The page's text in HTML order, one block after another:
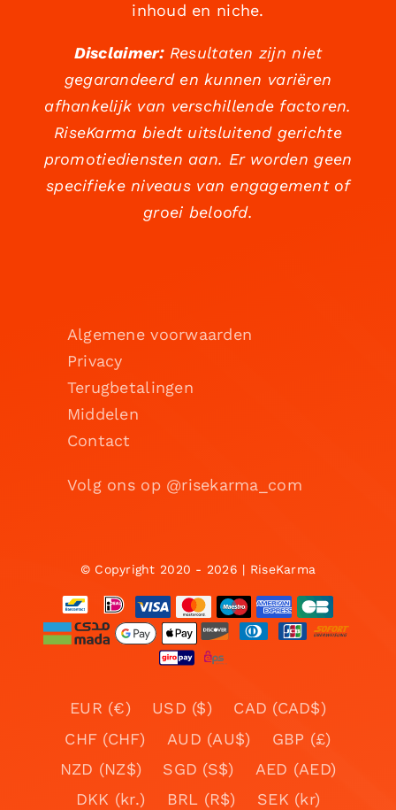
inhoud en niche.
Disclaimer:Resultaten zijn niet
gegarandeerd en kunnen variëren
afhankelijk van verschillende factoren.
RiseKarma biedt uitsluitend gerichte
promotiediensten aan. Er worden geen
specifieke niveaus van engagement of
groei beloofd.
Algemene voorwaarden
Privacy
Terugbetalingen
Middelen
Contact
Volg ons op @risekarma_com
© Copyright 2020 - 2026 | RiseKarma
EUR (€) USD ($)
CAD (CAD$)
CHF (CHF)
AUD (AU$)
GBP (£)
NZD (NZ$)
SGD (S$)
AED (AED)
DKK (kr.)
BRL (R$)
SEK (kr)